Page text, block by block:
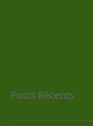
Posts Récents